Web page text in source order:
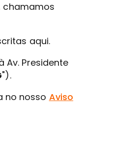
chamamos
aqui.
Av. Presidente
").
no nosso Aviso